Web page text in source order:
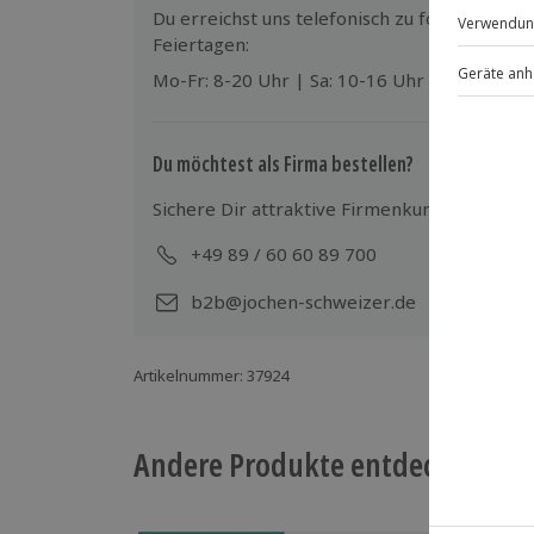
Du erreichst uns telefonisch zu folgenden
Feiertagen:
Mo-Fr: 8-20 Uhr | Sa: 10-16 Uhr
Du möchtest als Firma bestellen?
Sichere Dir attraktive Firmenkunden Vorteile.
+49 89 / 60 60 89 700
b2b@jochen-schweizer.de
Artikelnummer: 37924
Andere Produkte entdecken